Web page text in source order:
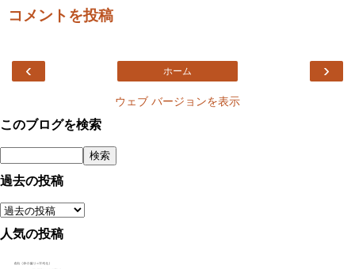
コメントを投稿
‹ ›
ホーム
ウェブ バージョンを表示
このブログを検索
過去の投稿
人気の投稿